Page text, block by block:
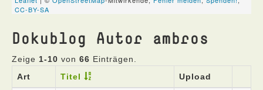
Dokublog Autor ambros
Zeige 1-10 von 66 Einträgen.
Art
Titel Upload